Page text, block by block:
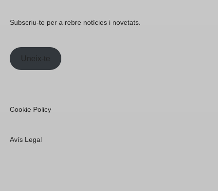
Subscriu-te per a rebre notícies i novetats.
Uneix-te
Cookie Policy
Avís Legal